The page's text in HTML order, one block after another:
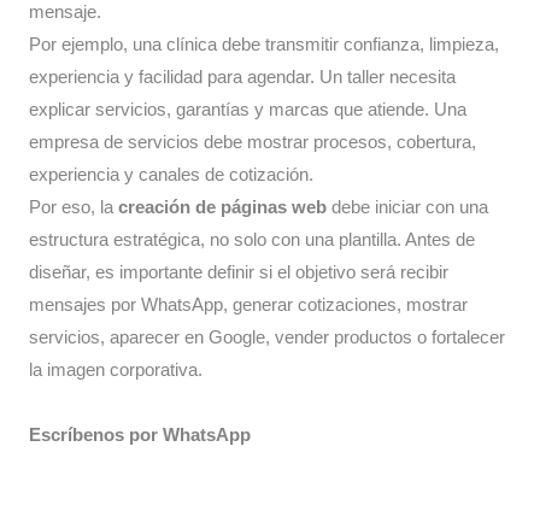
mensaje.
Por ejemplo, una clínica debe transmitir confianza, limpieza,
experiencia y facilidad para agendar. Un taller necesita
explicar servicios, garantías y marcas que atiende. Una
empresa de servicios debe mostrar procesos, cobertura,
experiencia y canales de cotización.
Por eso, la creación de páginas web debe iniciar con una
estructura estratégica, no solo con una plantilla. Antes de
diseñar, es importante definir si el objetivo será recibir
mensajes por WhatsApp, generar cotizaciones, mostrar
servicios, aparecer en Google, vender productos o fortalecer
la imagen corporativa.
Escríbenos por WhatsApp